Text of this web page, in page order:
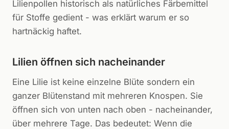
Lilienpollen historisch als natürliches Färbemittel
für Stoffe gedient - was erklärt warum er so
hartnäckig haftet.
Lilien öffnen sich nacheinander
Eine Lilie ist keine einzelne Blüte sondern ein
ganzer Blütenstand mit mehreren Knospen. Sie
öffnen sich von unten nach oben - nacheinander,
über mehrere Tage. Das bedeutet: Wenn die